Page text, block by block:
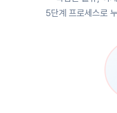
5단계 프로세스로